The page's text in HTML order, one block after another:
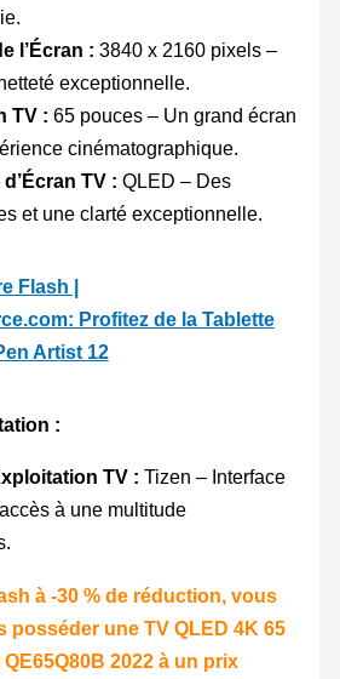
l’Écran : 3840 x 2160 pixels –
exceptionnelle.
TV : 65 pouces – Un grand écran
cinématographique.
TV : QLED – Des
et une clarté exceptionnelle.
Flash |
Profitez de la Tablette
Artist 12
:
TV : Tizen – Interface
à une multitude
à -30 % de réduction, vous
posséder une TV QLED 4K 65
2022 à un prix